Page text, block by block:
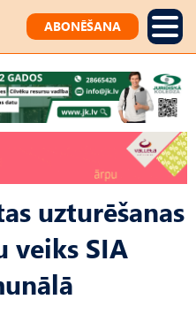
ABONĒŠANA
uzturēšanas
veiks SIA